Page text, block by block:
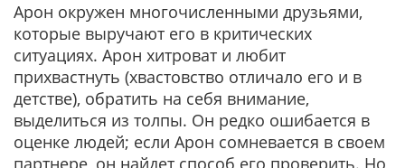
Арон окружен многочисленными друзьями,
которые выручают его в критических
ситуациях. Арон хитроват и любит
прихвастнуть (хвастовство отличало его и в
детстве), обратить на себя внимание,
выделиться из толпы. Он редко ошибается в
оценке людей; если Арон сомневается в своем
партнере, он найдет способ его проверить. Но